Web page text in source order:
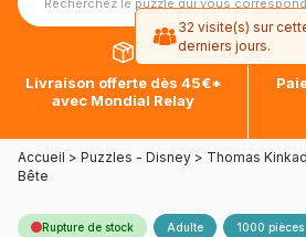
Livraison offerte dès 45€*
avec Mondial Relay
Accueil > Puzzles - Disney > Thomas
Bête
Rupture de stock Adulte 1000 pièces
32 visite(s) sur
derniers jours.